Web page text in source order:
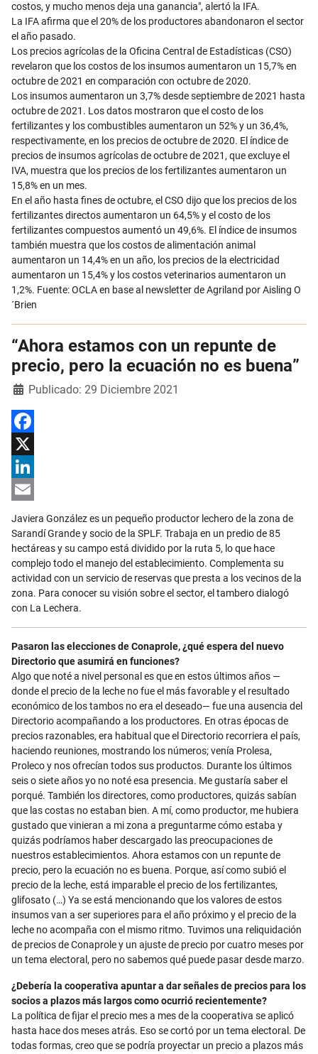
costos, y mucho menos deja una ganancia", alertó la IFA.
La IFA afirma que el 20% de los productores abandonaron el sector
el año pasado.
Los precios agrícolas de la Oficina Central de Estadísticas (CSO)
revelaron que los costos de los insumos aumentaron un 15,7% en
octubre de 2021 en comparación con octubre de 2020.
Los insumos aumentaron un 3,7% desde septiembre de 2021 hasta
octubre de 2021. Los datos mostraron que el costo de los
fertilizantes y los combustibles aumentaron un 52% y un 36,4%,
respectivamente, en los precios de octubre de 2020. El índice de
precios de insumos agrícolas de octubre de 2021, que excluye el
IVA, muestra que los precios de los fertilizantes aumentaron un
15,8% en un mes.
En el año hasta fines de octubre, el CSO dijo que los precios de los
fertilizantes directos aumentaron un 64,5% y el costo de los
fertilizantes compuestos aumentó un 49,6%. El índice de insumos
también muestra que los costos de alimentación animal
aumentaron un 14,4% en un año, los precios de la electricidad
aumentaron un 15,4% y los costos veterinarios aumentaron un
1,2%. Fuente: OCLA en base al newsletter de Agriland por Aisling O
´Brien
“Ahora estamos con un repunte de
precio, pero la ecuación no es buena”
DetallesPublicado: 29 Diciembre 2021
Facebook
X
LinkedIn
Email
Javiera González es un pequeño productor lechero de la zona de
Sarandí Grande y socio de la SPLF. Trabaja en un predio de 85
hectáreas y su campo está dividido por la ruta 5, lo que hace
complejo todo el manejo del establecimiento. Complementa su
actividad con un servicio de reservas que presta a los vecinos de la
zona. Para conocer su visión sobre el sector, el tambero dialogó
con La Lechera.
Pasaron las elecciones de Conaprole, ¿qué espera del nuevo
Directorio que asumirá en funciones?
Algo que noté a nivel personal es que en estos últimos años —
donde el precio de la leche no fue el más favorable y el resultado
económico de los tambos no era el deseado— fue una ausencia del
Directorio acompañando a los productores. En otras épocas de
precios razonables, era habitual que el Directorio recorriera el país,
haciendo reuniones, mostrando los números; venía Prolesa,
Proleco y nos ofrecían todos sus productos. Durante los últimos
seis o siete años yo no noté esa presencia. Me gustaría saber el
porqué. También los directores, como productores, quizás sabían
que las costas no estaban bien. A mí, como productor, me hubiera
gustado que vinieran a mi zona a preguntarme cómo estaba y
quizás podríamos haber descargado las preocupaciones de
nuestros establecimientos. Ahora estamos con un repunte de
precio, pero la ecuación no es buena. Porque, así como subió el
precio de la leche, está imparable el precio de los fertilizantes,
glifosato (…) Ya se está mencionando que los valores de estos
insumos van a ser superiores para el año próximo y el precio de la
leche no acompaña con el mismo ritmo. Tuvimos una reliquidación
de precios de Conaprole y un ajuste de precio por cuatro meses por
un tema electoral, pero no sabemos qué puede pasar desde marzo.
¿Debería la cooperativa apuntar a dar señales de precios para los
socios a plazos más largos como ocurrió recientemente?
La política de fijar el precio mes a mes de la cooperativa se aplicó
hasta hace dos meses atrás. Eso se cortó por un tema electoral. De
todas formas, creo que se podría proyectar un precio a plazos más